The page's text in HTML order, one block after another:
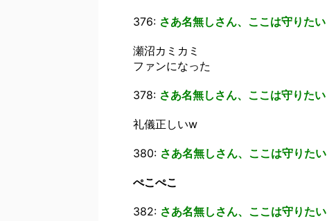
376: さあ名無しさん、ここは守りたい
瀬沼カミカミ
ファンになった
378: さあ名無しさん、ここは守りたい
礼儀正しいw
380: さあ名無しさん、ここは守りたい
ぺこぺこ
382: さあ名無しさん、ここは守りたい